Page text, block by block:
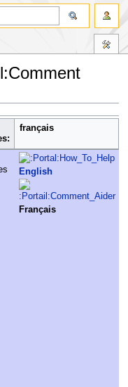
français
English
Français